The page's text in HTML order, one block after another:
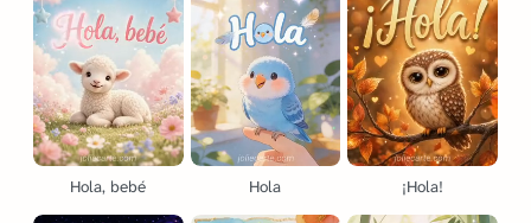
Hola, bebé Hola ¡Hola!